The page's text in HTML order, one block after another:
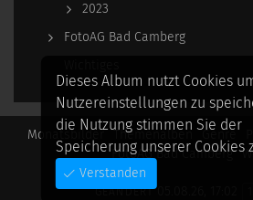
2023
FotoAG Bad Camberg
Monatsbilder Themenalben Genre
FotoAG Bad Camberg
GEÄNDERT05.08.26, 17:02
Dieses Album nutzt Cookies
Nutzereinstellungen zu
die Nutzung stimmen Sie der
Speicherung unserer Cookies
Verstanden